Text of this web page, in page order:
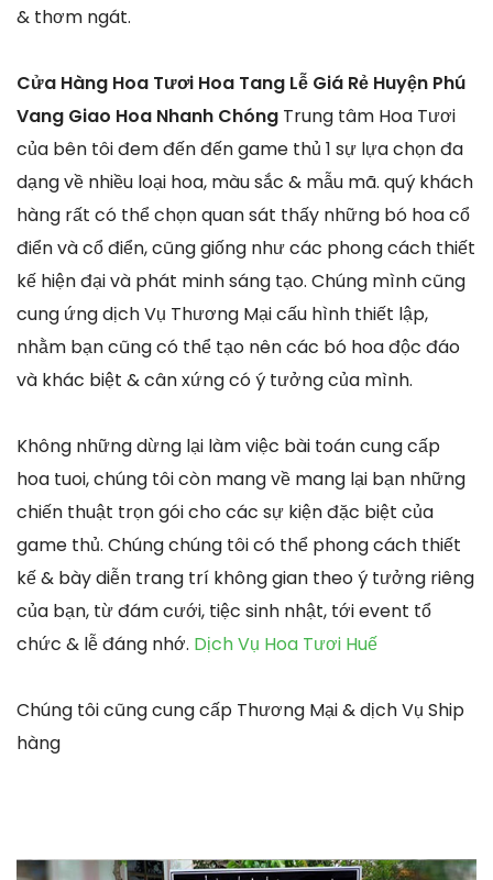
& thơm ngát.
Cửa Hàng Hoa Tươi Hoa Tang Lễ Giá Rẻ Huyện Phú
Vang Giao Hoa Nhanh Chóng Trung tâm Hoa Tươi
của bên tôi đem đến đến game thủ 1 sự lựa chọn đa
dạng về nhiều loại hoa, màu sắc & mẫu mã. quý khách
hàng rất có thể chọn quan sát thấy những bó hoa cổ
điển và cổ điển, cũng giống như các phong cách thiết
kế hiện đại và phát minh sáng tạo. Chúng mình cũng
cung ứng dịch Vụ Thương Mại cấu hình thiết lập,
nhằm bạn cũng có thể tạo nên các bó hoa độc đáo
và khác biệt & cân xứng có ý tưởng của mình.
Không những dừng lại làm việc bài toán cung cấp
hoa tuoi, chúng tôi còn mang về mang lại bạn những
chiến thuật trọn gói cho các sự kiện đặc biệt của
game thủ. Chúng chúng tôi có thể phong cách thiết
kế & bày diễn trang trí không gian theo ý tưởng riêng
của bạn, từ đám cưới, tiệc sinh nhật, tới event tổ
chức & lễ đáng nhớ. Dịch Vụ Hoa Tươi Huế
Chúng tôi cũng cung cấp Thương Mại & dịch Vụ Ship
hàng